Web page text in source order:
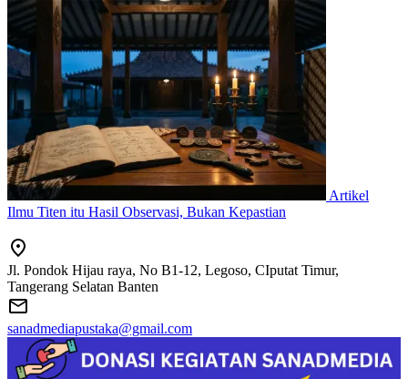
Artikel
Ilmu Titen itu Hasil Observasi, Bukan Kepastian
Jl. Pondok Hijau raya, No B1-12, Legoso, CIputat Timur,
Tangerang Selatan Banten
sanadmediapustaka@gmail.com